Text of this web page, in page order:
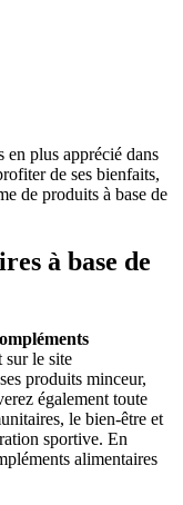
plus apprécié dans
de ses bienfaits,
de produits à base de
à base de
sur le site
produits minceur,
également toute
le bien-être et
sportive. En
alimentaires